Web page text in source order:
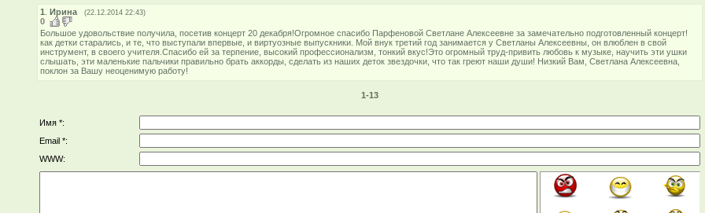
1 Ирина (22.12.2014 22:43)
0
Большое удовольствие получила, посетив концерт 20 декабря!Огромное спасибо Парфеновой Светлане Алексеевне за замечательно подготовленный концерт!
как детки старались, и те, что выступали впервые, и виртуозные выпускники. Мой внук третий год занимается у Светланы Алексеевны, он влюблен в свой
инструмент, в своего учителя.Спасибо ей за терпение, высокий профессионализм, тонкий вкус!Это огромный труд-привить любовь к музыке, научить эти ушки
слышать, эти маленькие пальчики правильно брать аккорды, сделать из наших деток звездочки, что так греют наши души! Низкий Вам, Светлана Алексеевна,
поклон за Вашу неоценимую работу!
1-13
Имя *:
Email *:
WWW: